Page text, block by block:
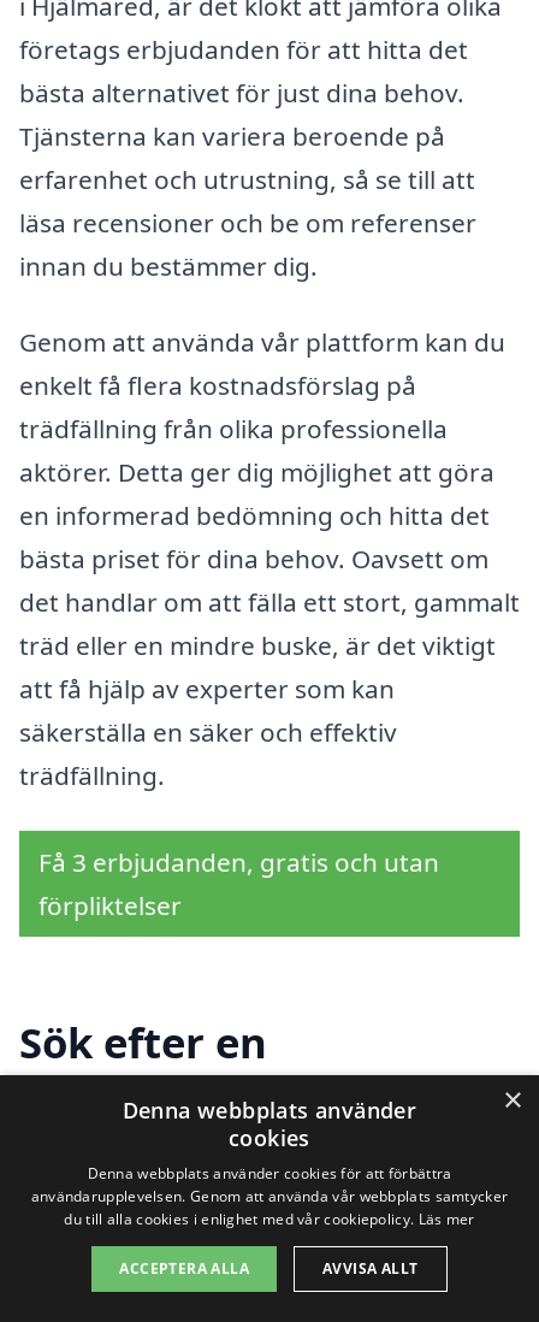
företags erbjudanden för att hitta det
bästa alternativet för just dina behov.
Tjänsterna kan variera beroende på
erfarenhet och utrustning, så se till att
läsa recensioner och be om referenser
innan du bestämmer dig.
Genom att använda vår plattform kan du
enkelt få flera kostnadsförslag på
trädfällning från olika professionella
aktörer. Detta ger dig möjlighet att göra
en informerad bedömning och hitta det
bästa priset för dina behov. Oavsett om
det handlar om att fälla ett stort, gammalt
träd eller en mindre buske, är det viktigt
att få hjälp av experter som kan
säkerställa en säker och effektiv
trädfällning.
Få 3 erbjudanden, gratis och utan
förpliktelser
Sök efter en
professionell för
trädfällning i andra
städer nära Hjälmared
Om du är ute efter trädfällning i
×
Denna webbplats använder
cookies
Denna webbplats använder cookies för att förbättra
användarupplevelsen. Genom att använda vår webbplats samtycker
du till alla cookies i enlighet med vår cookiepolicy. Läs mer
ACCEPTERA ALLA AVVISA ALLT